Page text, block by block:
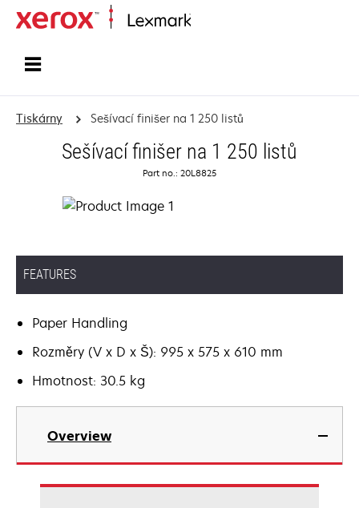
Tiskárny Sešívací finišer na 1 250 listů
Sešívací finišer na 1 250 listů
Part no.: 20L8825
FEATURES
Paper Handling
Rozměry (V x D x Š): 995 x 575 x 610 mm
Hmotnost: 30.5 kg
Overview